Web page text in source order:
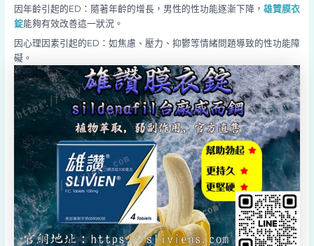
因年齡引起的ED：隨著年齡的增長，男性的性功能逐漸下降， 雄贊膜衣
錠能夠有效改善這一狀況。
因心理因素引起的ED：如焦慮、壓力、抑鬱等情緒問題導致的性功能障
礙。